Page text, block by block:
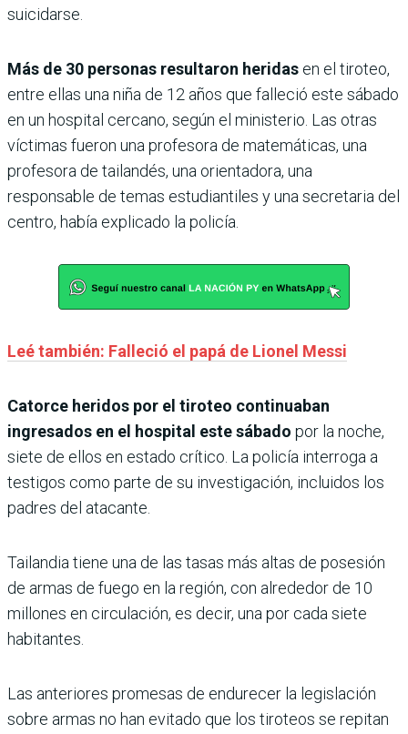
suicidarse.
Más de 30 personas resultaron heridas en el tiroteo,
entre ellas una niña de 12 años que falleció este sábado
en un hospital cercano, según el ministerio. Las otras
víctimas fueron una profesora de matemáticas, una
profesora de tailandés, una orientadora, una
responsable de temas estudiantiles y una secretaria del
centro, había explicado la policía.
Leé también: Falleció el papá de Lionel Messi
Catorce heridos por el tiroteo continuaban
ingresados en el hospital este sábado por la noche,
siete de ellos en estado crítico. La policía interroga a
testigos como parte de su investigación, incluidos los
padres del atacante.
Tailandia tiene una de las tasas más altas de posesión
de armas de fuego en la región, con alrededor de 10
millones en circulación, es decir, una por cada siete
habitantes.
Las anteriores promesas de endurecer la legislación
sobre armas no han evitado que los tiroteos se repitan